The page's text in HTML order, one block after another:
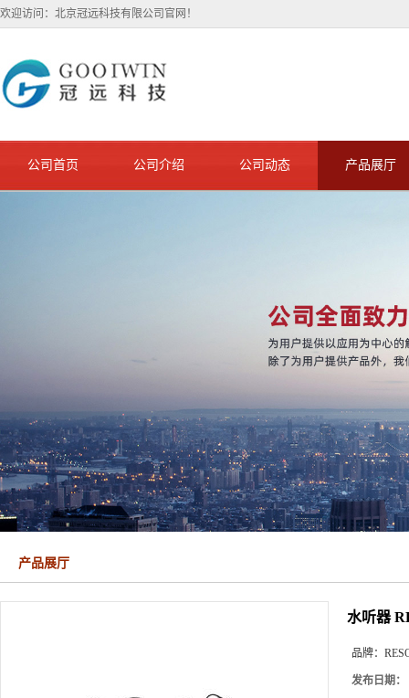
欢迎访问：北京冠远科技有限公司官网！
公司首页 公司介绍 公司动态 产品展厅
产品展厅
水听器
品牌：
发布日期：